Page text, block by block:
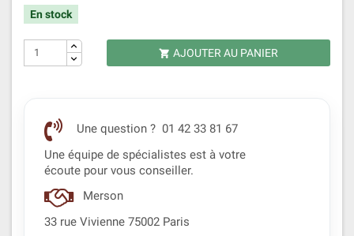
En stock
 AJOUTER AU PANIER
Une question ? 01 42 33 81 67
Une équipe de spécialistes est à votre
écoute pour vous conseiller.
Merson
33 rue Vivienne 75002 Paris